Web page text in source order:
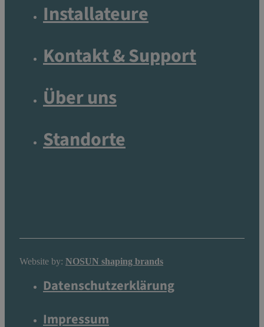
Installateure
Kontakt & Support
Über uns
Standorte
Website by: NOSUN shaping brands
Datenschutzerklärung
Impressum